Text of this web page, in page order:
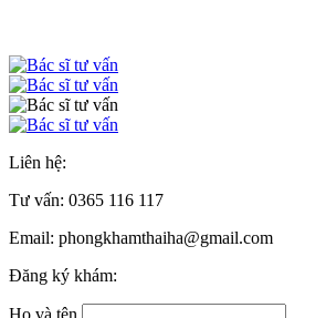
Liên hệ:
Tư vấn: 0365 116 117
Email: phongkhamthaiha@gmail.com
Đăng ký khám:
Họ và tên